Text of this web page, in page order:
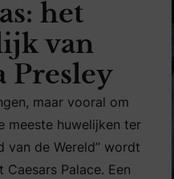
het
van
Presley
maar vooral om
maar vooral om
meeste huwelijken ter
van de Wereld” wordt
Palace. Een